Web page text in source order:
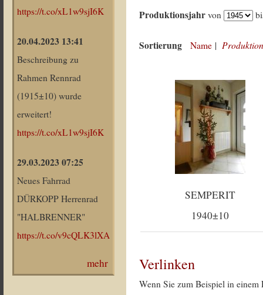
https://t.co/xL1w9sjI6K
20.04.2023 13:41
Beschreibung zu
Rahmen Rennrad
(1915±10) wurde
erweitert!
https://t.co/xL1w9sjI6K
29.03.2023 07:25
Neues Fahrrad
DÜRKOPP Herrenrad
"HALBRENNER"
https://t.co/v9cQLK3lXA
mehr
Produktionsjahr von
Sortierung Name |
SEMPERIT
1940±10
Verlinken
Wenn Sie zum Beispiel in